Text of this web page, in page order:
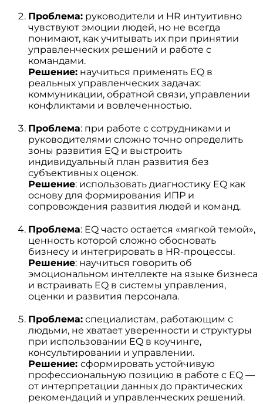
Проблема: руководители и HR интуитивно
чувствуют эмоции людей, но не всегда
понимают, как учитывать их при принятии
управленческих решений и работе с
командами.
Решение: научиться применять EQ в
реальных управленческих задачах:
коммуникации, обратной связи, управлении
конфликтами и вовлеченностью.
Проблема: при работе с сотрудниками и
руководителями сложно точно определить
зоны развития EQ и выстроить
индивидуальный план развития без
субъективных оценок.
Решение: использовать диагностику EQ как
основу для формирования ИПР и
сопровождения развития людей и команд.
Проблема: EQ часто остается «мягкой темой»,
ценность которой сложно обосновать
бизнесу и интегрировать в HR-процессы.
Решение: научиться говорить об
эмоциональном интеллекте на языке бизнеса
и встраивать EQ в системы управления,
оценки и развития персонала.
Проблема: специалистам, работающим с
людьми, не хватает уверенности и структуры
при использовании EQ в коучинге,
консультировании и управлении.
Решение: сформировать устойчивую
профессиональную позицию в работе с EQ —
от интерпретации данных до практических
рекомендаций и управленческих решений.